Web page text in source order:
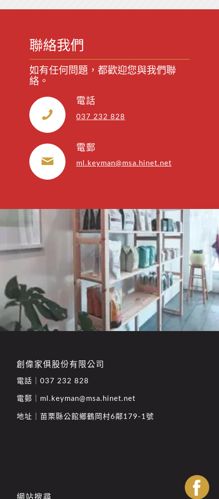
聯絡我們
如有任何問題，都歡迎您與我們聯
絡。
電話
037 232 828
電郵
ml.keyman@msa.hinet.net
創偉家俱股份有限公司
電話｜ 037 232 828
電郵｜ ml.keyman@msa.hinet.net
地址｜ 苗栗縣公館鄉鶴岡村6鄰179-1號
網站搜尋